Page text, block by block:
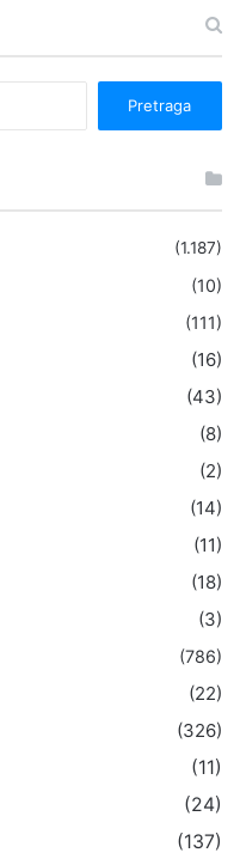
(1.187)
(10)
(111)
(16)
(43)
(8)
(2)
(14)
(11)
(18)
(3)
(786)
(22)
(326)
(11)
(24)
(137)